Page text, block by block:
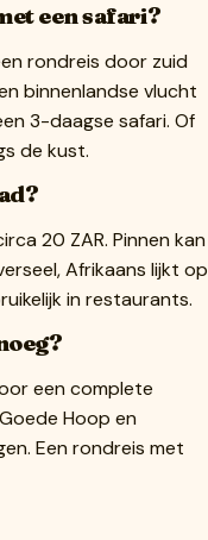
een safari?
rondreis door zuid
binnenlandse vlucht
3-daagse safari. Of
de kust.
20 ZAR. Pinnen kan
Afrikaans lijkt op
in restaurants.
een complete
Hoop en
Een rondreis met